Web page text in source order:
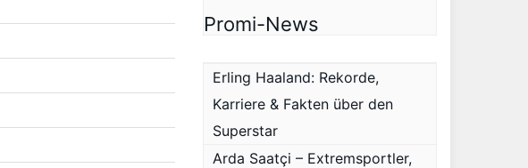
Promi-News
Erling Haaland: Rekorde,
Karriere & Fakten über den
Superstar
Arda Saatçi – Extremsportler,